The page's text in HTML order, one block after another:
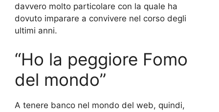
davvero molto particolare con la quale ha
dovuto imparare a convivere nel corso degli
ultimi anni.
“Ho la peggiore Fomo
del mondo”
A tenere banco nel mondo del web, quindi,